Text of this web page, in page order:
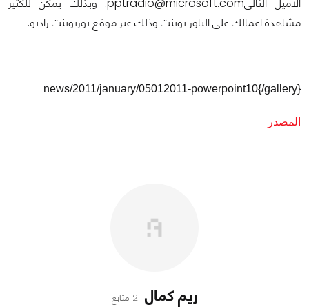
مشاهدة اعمالك على الباور بوينت وذلك عبر موقع بوربوينت راديو.
news/2011/january/05012011-powerpoint10{/gallery}
المصدر
ريم كمال 2 متابع